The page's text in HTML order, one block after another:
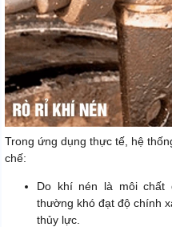
Trong ứng dụng thực tế, hệ
chế:
Do khí nén là môi chất
thường khó đạt độ chính
thủy lực.